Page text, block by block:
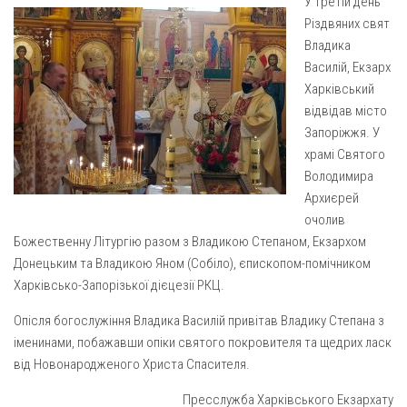
Архистратига Михаїла (м. Люботин)
Покрови Пресвятої Богородиці (с. Вільча)
Преображенська парафія (м. Лозова)
Парафія Благовіщення Пресвятої Богородиці (смт
Золочів)
Парафія Різдва Пресвятої Богородиці м. Берестин
(Красноград)
Парохії Полтавської області
Всіх Святих українського народу (м. Полтава)
Свято-Юріївська парафія (м. Полтава)
Архистратига Михаїла (с. Пригарівка)
Благовіщення Пресвятої Богородиці (с. Шевченки)
Газета Християнський голос
Надруковані числа
Молитви
Галерея
Рух pro-life
Різдвяних свят
Владика
Василій, Екзарх
Харківський
відвідав місто
Запоріжжя. У
храмі Святого
Володимира
Архиєрей
очолив
Божественну Літургію разом з Владикою Степаном, Екзархом
Донецьким та Владикою Яном (Собіло), єпископом-помічником
Харківсько-Запорізької дієцезії РКЦ.
Опісля богослужіння Владика Василій привітав Владику Степана з
іменинами, побажавши опіки святого покровителя та щедрих ласк
від Новонародженого Христа Спасителя.
Пресслужба Харківського Екзархату